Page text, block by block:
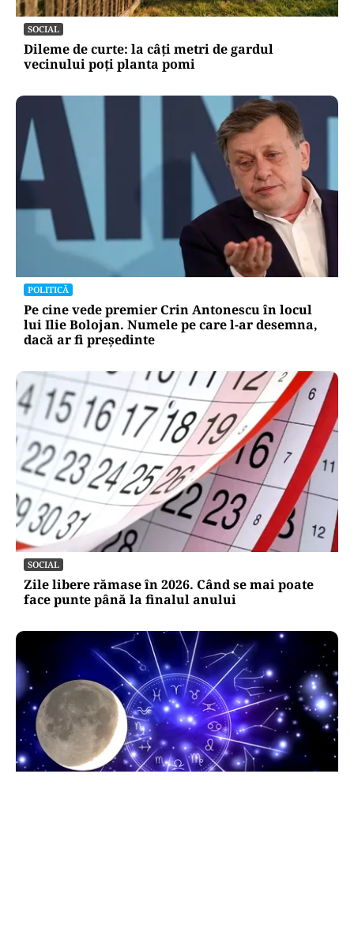
SOCIAL
Dileme de curte: la câți metri de gardul
vecinului poți planta pomi
POLITICĂ
Pe cine vede premier Crin Antonescu în locul
lui Ilie Bolojan. Numele pe care l-ar desemna,
dacă ar fi președinte
SOCIAL
Zile libere rămase în 2026. Când se mai poate
face punte până la finalul anului